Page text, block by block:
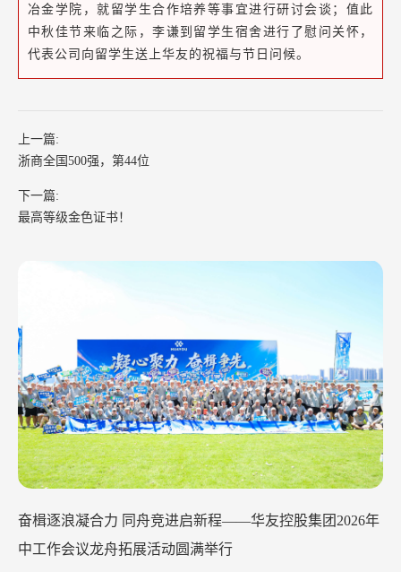
华友钴业2026年中工作会议在苏州召开
冶金学院，就留学生合作培养等事宜进行研讨会谈；值此
中秋佳节来临之际，李谦到留学生宿舍进行了慰问关怀，
代表公司向留学生送上华友的祝福与节日问候。
上一篇:
浙商全国500强，第44位
下一篇:
最高等级金色证书！